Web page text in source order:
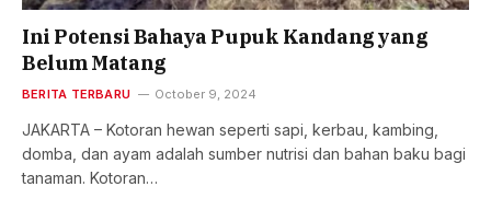
Ini Potensi Bahaya Pupuk Kandang yang
Belum Matang
BERITA TERBARU October 9, 2024
JAKARTA – Kotoran hewan seperti sapi, kerbau, kambing,
domba, dan ayam adalah sumber nutrisi dan bahan baku bagi
tanaman. Kotoran…